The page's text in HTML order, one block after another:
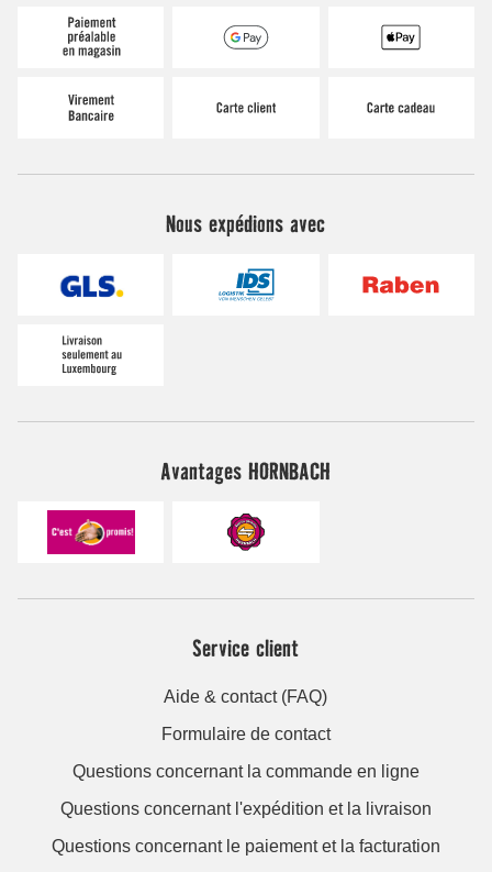
Nous expédions avec
Avantages HORNBACH
Service client
Aide & contact (FAQ)
Formulaire de contact
Questions concernant la commande en ligne
Questions concernant l'expédition et la livraison
Questions concernant le paiement et la facturation